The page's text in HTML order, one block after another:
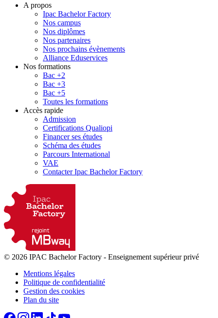
A propos
Ipac Bachelor Factory
Nos campus
Nos diplômes
Nos partenaires
Nos prochains évènements
Alliance Eduservices
Nos formations
Bac +2
Bac +3
Bac +5
Toutes les formations
Accès rapide
Admission
Certifications Qualiopi
Financer ses études
Schéma des études
Parcours International
VAE
Contacter Ipac Bachelor Factory
© 2026 IPAC Bachelor Factory - Enseignement supérieur privé
Mentions légales
Politique de confidentialité
Gestion des cookies
Plan du site